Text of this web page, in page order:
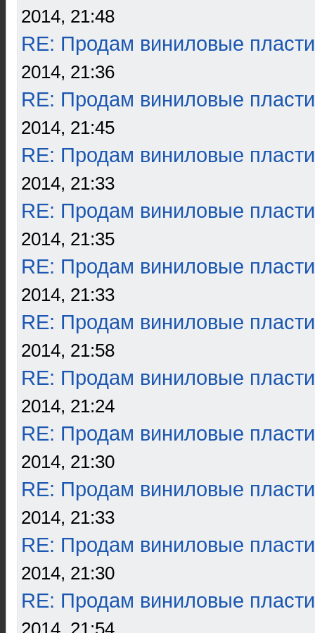
2014, 21:48
RE: Продам виниловые
2014, 21:36
RE: Продам виниловые
2014, 21:45
RE: Продам виниловые
2014, 21:33
RE: Продам виниловые
2014, 21:35
RE: Продам виниловые
2014, 21:33
RE: Продам виниловые
2014, 21:58
RE: Продам виниловые
2014, 21:24
RE: Продам виниловые
2014, 21:30
RE: Продам виниловые
2014, 21:33
RE: Продам виниловые
2014, 21:30
RE: Продам виниловые
2014, 21:54